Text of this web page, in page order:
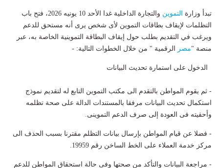
تبدأ وزارة التموين
والتجارة الداخلية غدا الأحد 10 يونيه 2026، فتح باب
التظلمات لإيقاف بطاقات التموين لأى شخص يرى أنه مستحق للدعم
ويرغب في التقديم بطلب حول إيقاف البطاقة التموينية الخاصة به، عبر
منصة "مصر الرقمية " من خلال الخطوات التالية: -
الدخول على استمارة تحديث البيانات
- ثم يقوم المواطن بالتقدم الى مكتب التموين التابع له لتقديم نموذج
استكمال تحديث البيانات مرفقا بالمستندات الدالة على صحة تظلمه
وأحقيته فى العودة إلى صرف الدعم التموينى.
- فضلا عن قيام المواطن بإرسال بيانات التظلم مقترنا بسبب الحذف الى
مركز خدمة العملاء على الخط الساخن رقم 19959.
- مراجعة البيانات والتأكد من صحتها وفى حالة استحقاق المواطن للدعم